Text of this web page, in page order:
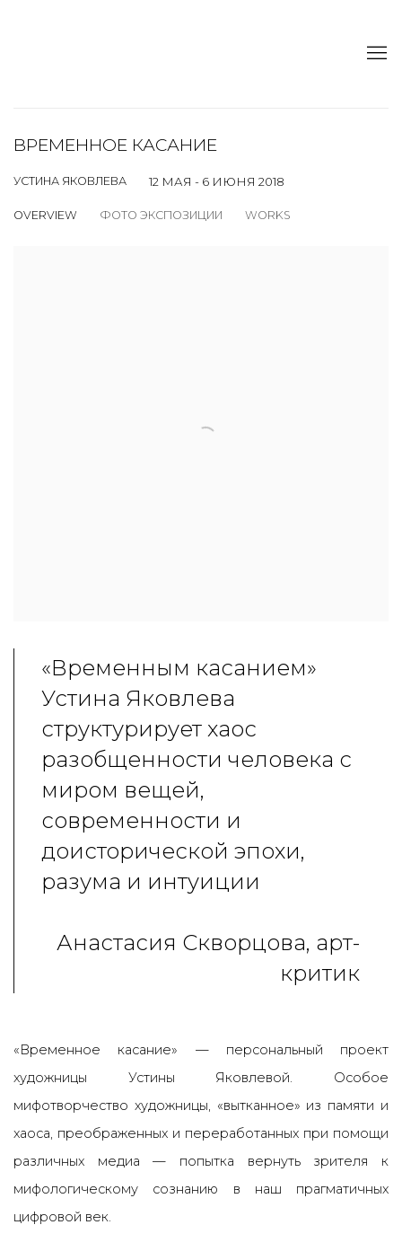
ВРЕМЕННОЕ КАСАНИЕ
УСТИНА ЯКОВЛЕВА 12 МАЯ - 6 ИЮНЯ 2018
OVERVIEW ФОТО ЭКСПОЗИЦИИ WORKS
«Временным касанием»
Устина Яковлева
структурирует хаос
разобщенности человека с
миром вещей,
современности и
доисторической эпохи,
разума и интуиции
Анастасия Скворцова, арт-
критик
«Временное касание» — персональный проект
художницы Устины Яковлевой. Особое
мифотворчество художницы, «вытканное» из памяти и
хаоса, преображенных и переработанных при помощи
различных медиа — попытка вернуть зрителя к
мифологическому сознанию в наш прагматичных
цифровой век.